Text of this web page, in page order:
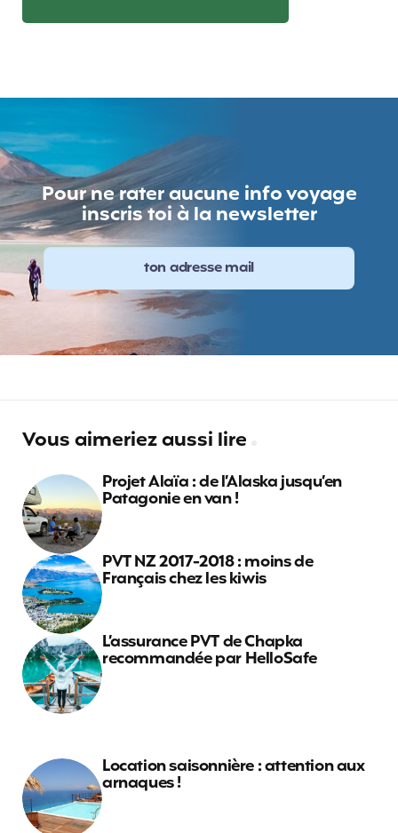
Pour ne rater aucune info voyage
inscris toi à la newsletter
Vous aimeriez aussi lire
Projet Alaïa : de l’Alaska jusqu’en
Patagonie en van !
PVT NZ 2017-2018 : moins de
Français chez les kiwis
L’assurance PVT de Chapka
recommandée par HelloSafe
Location saisonnière : attention aux
arnaques !